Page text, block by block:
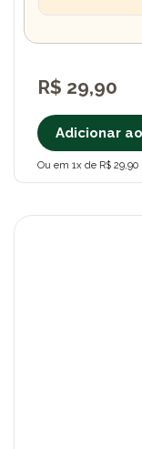
R$ 29,90
Adicionar
Ou em 1x de R$